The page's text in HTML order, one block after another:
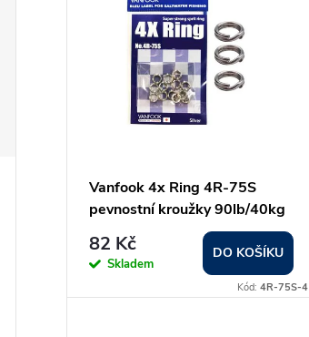
u
o
Vanfook 4x Ring 4R-75S
pevnostní kroužky 90lb/40kg
82 Kč
Skladem
DO KOŠÍKU
Kód:4R-75S-4